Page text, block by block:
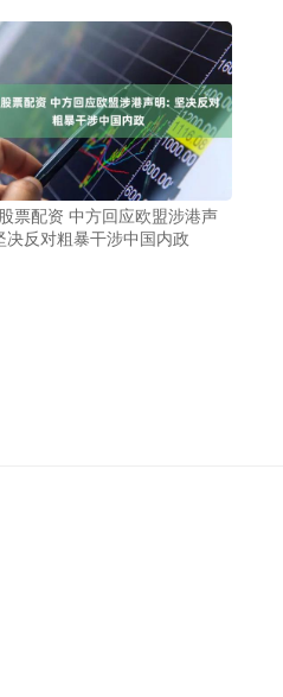
票配资 中方回应欧盟涉港声
决反对粗暴干涉中国内政